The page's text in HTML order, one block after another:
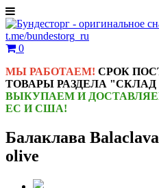
t.me/bundestorg_ru
0
МЫ РАБОТАЕМ! СРОК
ТОВАРЫ РАЗДЕЛА
ВЫКУПАЕМ И
ЕС И США!
Балаклава
olive